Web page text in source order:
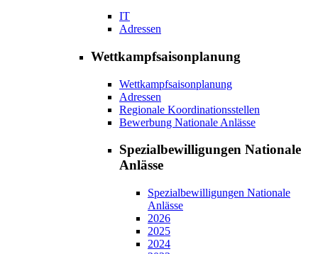
IT
Adressen
Wettkampfsaisonplanung
Wettkampfsaisonplanung
Adressen
Regionale Koordinationsstellen
Bewerbung Nationale Anlässe
Spezialbewilligungen Nationale
Anlässe
Spezialbewilligungen Nationale
Anlässe
2026
2025
2024